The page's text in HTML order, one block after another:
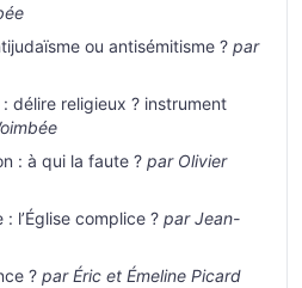
ou antisémitisme ? par
: délire religieux ? instrument
: à qui la faute ? par Olivier
l’Église complice ? par Jean-
? par Éric et Émeline Picard